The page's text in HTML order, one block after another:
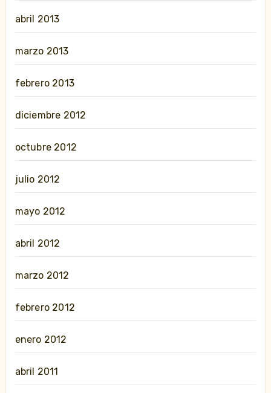
abril 2013
marzo 2013
febrero 2013
diciembre 2012
octubre 2012
julio 2012
mayo 2012
abril 2012
marzo 2012
febrero 2012
enero 2012
abril 2011